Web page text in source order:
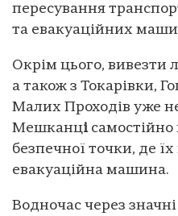
пересування
та евакуаційних
Окрім цього, вивезти
а також з Токарівки,
Малих Проходів уже
Мешканці
безпечної точки, де
евакуаційна машина.
Водночас через